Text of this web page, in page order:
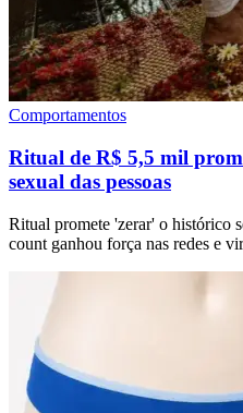
Comportamentos
Ritual de R$ 5,5 mil
sexual das pessoas
Ritual promete 'zerar' o histórico
count ganhou força nas redes e